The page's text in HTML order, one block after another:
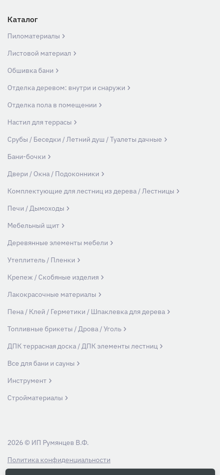
Каталог
Пиломатериалы
Листовой материал
Обшивка бани
Отделка деревом: внутри и снаружи
Отделка пола в помещении
Настил для террасы
Срубы / Беседки / Летний душ / Туалеты дачные
Бани-бочки
Двери / Окна / Подоконники
Комплектующие для лестниц из дерева / Лестницы
Печи / Дымоходы
Мебельный щит
Деревянные элементы мебели
Утеплитель / Пленки
Крепеж / Скобяные изделия
Лакокрасочные материалы
Пена / Клей / Герметики / Шпаклевка для дерева
Топливные брикеты / Дрова / Уголь
ДПК террасная доска / ДПК элементы лестниц
Все для бани и сауны
Инструмент
Стройматериалы
Политика конфиденциальности
2026 © ИП Румянцев В.Ф.